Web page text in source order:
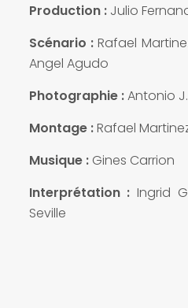
Production : Julio
Scénario : Rafael
Angel Agudo
Photographie :Antonio
Montage :Rafael
Musique :Gines Carrion
Interprétation : Ingrid
Seville